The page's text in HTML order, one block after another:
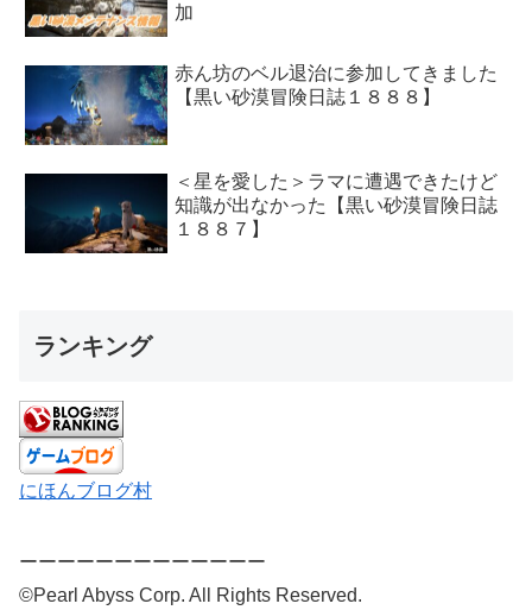
加
赤ん坊のベル退治に参加してきました
【黒い砂漠冒険日誌１８８８】
＜星を愛した＞ラマに遭遇できたけど
知識が出なかった【黒い砂漠冒険日誌
１８８７】
ランキング
にほんブログ村
ーーーーーーーーーーーーー
©Pearl Abyss Corp. All Rights Reserved.